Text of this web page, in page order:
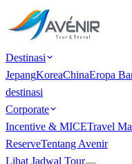
Destinasi
JepangKoreaChinaEropa
destinasi
Corporate
Incentive & MICETravel
ReserveTentang Avenir
Lihat Jadwal Tour